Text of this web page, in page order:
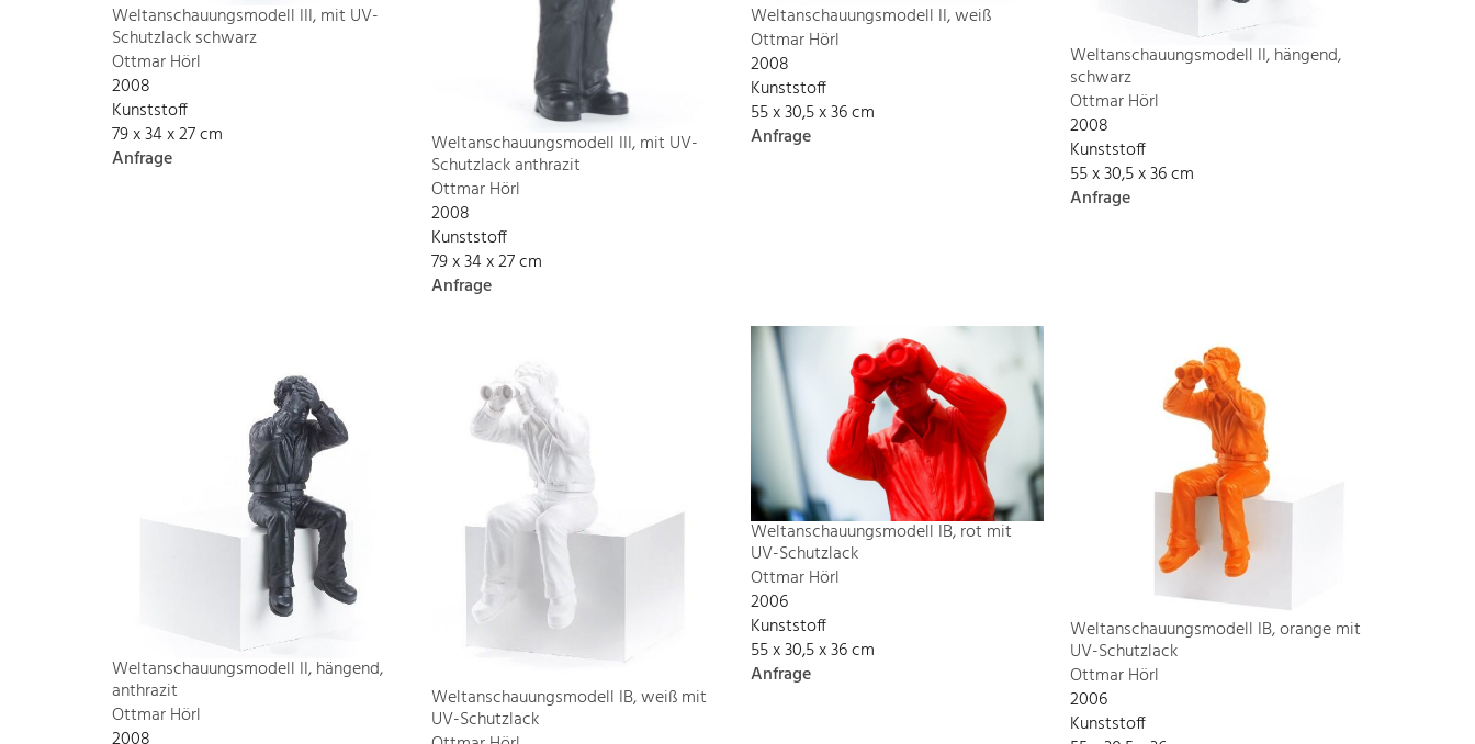
Weltanschauungsmodell III, mit UV-
Schutzlack schwarz
Ottmar Hörl
2008
Kunststoff
79 x 34 x 27 cm
Anfrage
Weltanschauungsmodell III, mit UV-
Schutzlack anthrazit
Ottmar Hörl
2008
Kunststoff
79 x 34 x 27 cm
Anfrage
Weltanschauungsmodell II, weiß
Ottmar Hörl
2008
Kunststoff
55 x 30,5 x 36 cm
Anfrage
Weltanschauungsmodell II, hängend,
schwarz
Ottmar Hörl
2008
Kunststoff
55 x 30,5 x 36 cm
Anfrage
Weltanschauungsmodell II, hängend,
anthrazit
Ottmar Hörl
Weltanschauungsmodell IB, weiß mit
UV-Schutzlack
Weltanschauungsmodell IB, rot mit
UV-Schutzlack
Ottmar Hörl
2006
Kunststoff
55 x 30,5 x 36 cm
Anfrage
Weltanschauungsmodell IB, orange mit
UV-Schutzlack
Ottmar Hörl
2006
Kunststoff